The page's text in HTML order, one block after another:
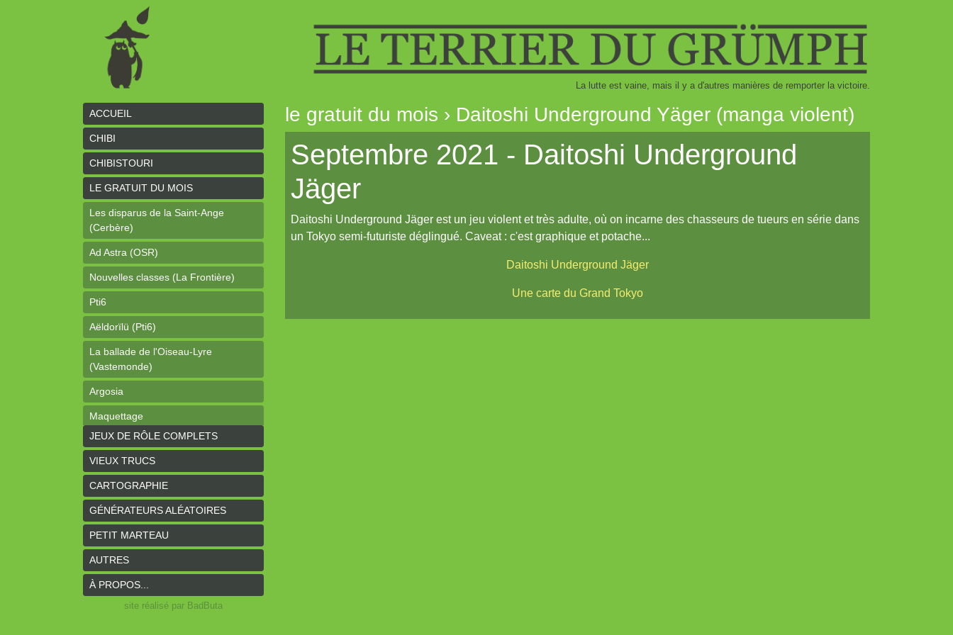
La lutte est vaine, mais il y a d'autres manières de remporter la victoire.
ACCUEIL
CHIBI
CHIBISTOURI
LE GRATUIT DU MOIS
Les disparus de la Saint-Ange
(Cerbère)
Ad Astra (OSR)
Nouvelles classes (La Frontière)
Pti6
Aëldorïlü (Pti6)
La ballade de l'Oiseau-Lyre
(Vastemonde)
Argosia
Maquettage
Ophéis (Dragon de poche)
L'anneau des Empereurs (Coeurs
Vaillants)
Davy Jones (cartes)
Davy Jones (background)
Sur la route (Coeurs Vaillants)
Earthdawn (Coeurs Vaillants)
Titan&Fils 2020
JEUX DE RÔLE COMPLETS
VIEUX TRUCS
CARTOGRAPHIE
GÉNÉRATEURS ALÉATOIRES
PETIT MARTEAU
AUTRES
À PROPOS...
site réalisé par BadButa
le gratuit du mois › Daitoshi Underground Yäger (manga violent)
Septembre 2021 - Daitoshi Underground
Jäger
Daitoshi Underground Jäger est un jeu violent et très adulte, où on incarne des chasseurs de tueurs en série dans
un Tokyo semi-futuriste déglingué. Caveat : c'est graphique et potache...
Daitoshi Underground Jäger
Une carte du Grand Tokyo